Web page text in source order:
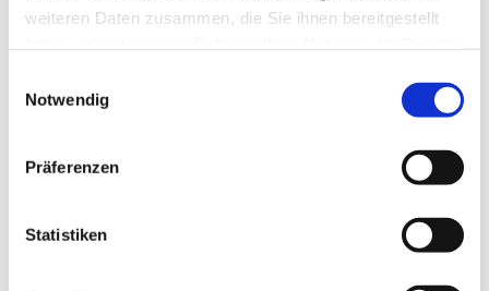
weiteren Daten zusammen, die Sie ihnen bereitgestellt
Notwendig
Präferenzen
Statistiken
Dies könnte Sie auch